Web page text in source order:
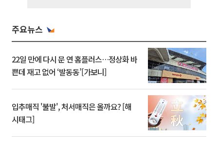
주요뉴스
22일 만에 다시 문 연 홈플러스…정상화 바
쁜데 재고 없어 ‘발동동’[가보니]
입추매직 '불발', 처서매직은 올까요? [해
시태그]